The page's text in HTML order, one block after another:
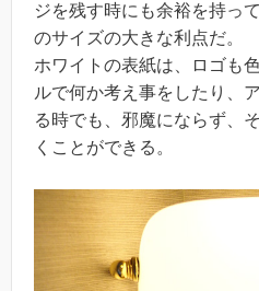
ジを残す時にも余裕を持っ
のサイズの大きな利点だ。
ホワイトの表紙は、ロゴも
ルで何か考え事をしたり、
る時でも、邪魔にならず、
くことができる。